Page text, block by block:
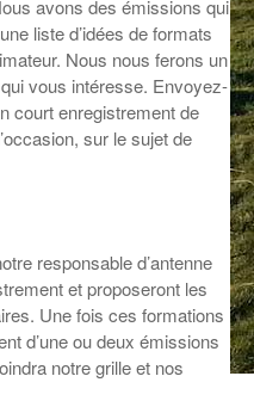
avons des émissions qui
liste d’idées de formats
Nous nous ferons un
vous intéresse. Envoyez-
court enregistrement de
sur le sujet de
responsable d’antenne
et proposeront les
Une fois ces formations
d’une ou deux émissions
notre grille et nos